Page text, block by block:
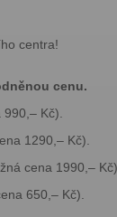
centra!
cenu.
Kč).
1290,– Kč).
cena 1990,– Kč).
650,– Kč).